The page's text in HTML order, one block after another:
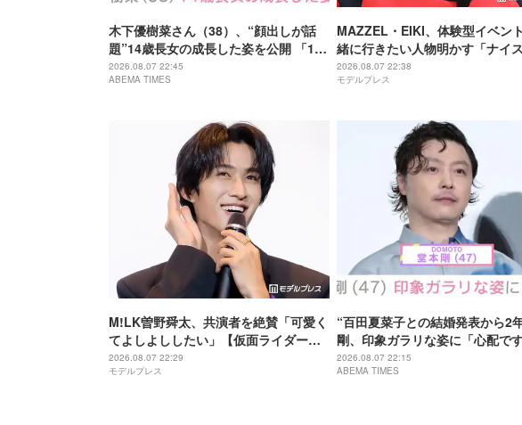
木下優樹菜さん（38）、“顔出しが話
題”14歳長女の成長した姿を公開 「14
歳とは思えぬオトナっぽさ」「優樹菜
ちゃんにそっくりすぎる」など反響
2026.08.07 22:45
ABEMA TIMES
MAZZEL・EIKI、体験型イベン
緒に行きたい人物明かす「ナイ
ーブするまで終わらない」
2026.08.07 22:38
モデルプレス
M!LK曽野舜太、共演者を絶賛「可愛く
てよしよししたい」【仮面ライダーゼ
ッツ さよならのミッション】
2026.08.07 22:29
モデルプレス
“百田夏菜子との結婚発表から2
剛、印象ガラリな姿に「心配です
「匂わせなの？」などさまざまな
2026.08.07 22:15
ABEMA TIMES